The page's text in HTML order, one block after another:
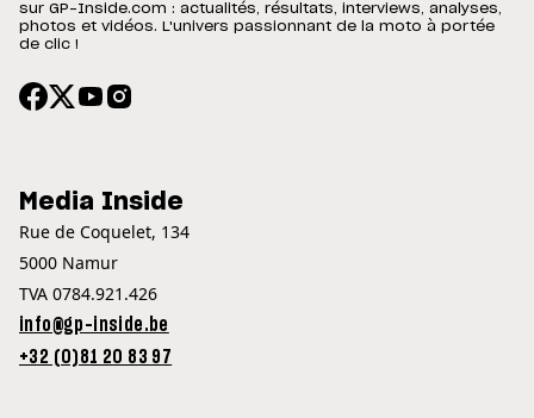
sur GP-Inside.com : actualités, résultats, interviews, analyses,
photos et vidéos. L'univers passionnant de la moto à portée
de clic !
Media Inside
Rue de Coquelet, 134
5000 Namur
TVA 0784.921.426
info@gp-inside.be
+32 (0)81 20 83 97